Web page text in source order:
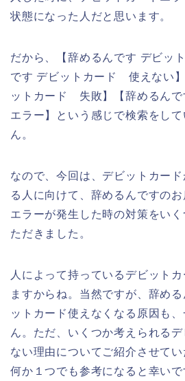
状態になった人だと思います。
だから、【辞めるんです デビッ
です デビットカード 使えない
ットカード 失敗】【辞めるん
エラー】という感じで検索をし
ん。
なので、今回は、デビットカー
る人に向けて、辞めるんですの
エラーが発生した時の対策をい
ただきました。
人によって持っているデビット
ますからね。当然ですが、辞め
ットカード使えなくなる原因も
ん。ただ、いくつか考えられるデ
ない理由についてご紹介させてい
何か１つでも参考になると幸いで